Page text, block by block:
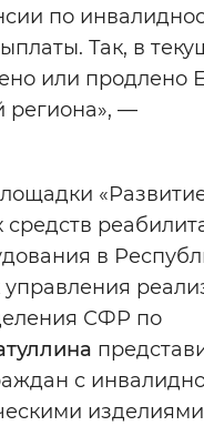
по
Так, в
или продлено
региона», —
средств
в
СФР по
с